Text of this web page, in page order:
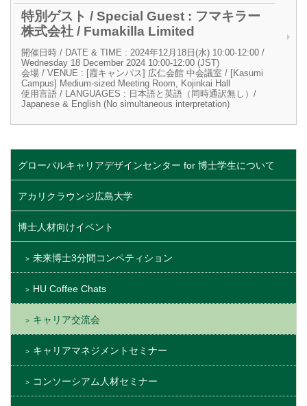
特別ゲスト / Special Guest : フマキラー
株式会社 / Fumakilla Limited
開催日時 / DATE & TIME : 2024年12月18日(水) 10:00-12:00 /
Wednesday 18 December 2024 10:00-12:00 (JST)
会場 / VENUE : [霞キャンパス] 広仁会館 中会議室 / [Kasumi
Campus] Medium-sized Meeting Room, Kojinkai Hall
使用言語 / LANGUAGES : 日本語と英語（同時通訳無し）/
Japanese & English (No simultaneous interpretation)
グローバルキャリアデザインセンター for 博士学生について
アカリクラウンジ広島大学
博士人材向けイベント
未来博士3分間コンペティション
HU Coffee Chats
キャリア交流会
キャリアマネジメントセミナー
コンソーシアム人材セミナー